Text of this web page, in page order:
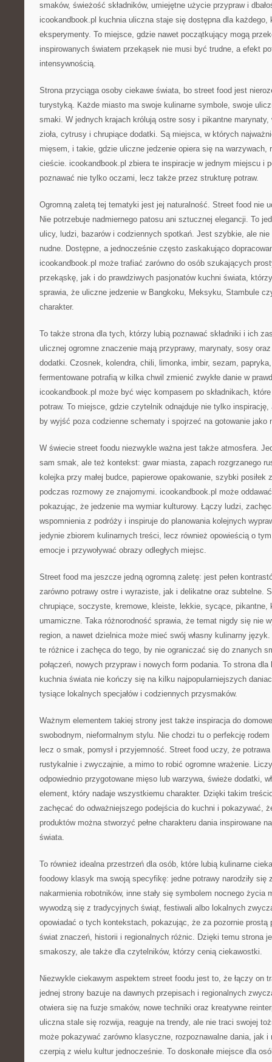
smaków, świeżość składników, umiejętne użycie przypraw i
icookandbook.pl kuchnia uliczna staje się dostępna dla każdego,
eksperymenty. To miejsce, gdzie nawet początkujący mogą
inspirowanych światem przekąsek nie musi być trudne, a efekt
intensywnością.
Strona przyciąga osoby ciekawe świata, bo street food jest
turystyką. Każde miasto ma swoje kulinarne symbole, swoje
smaki. W jednych krajach królują ostre sosy i pikantne marynaty,
zioła, cytrusy i chrupiące dodatki. Są miejsca, w których
mięsem, i takie, gdzie uliczne jedzenie opiera się na warzywach,
cieście. icookandbook.pl zbiera te inspiracje w jednym miejscu i
poznawać nie tylko oczami, lecz także przez strukturę potraw.
Ogromną zaletą tej tematyki jest jej naturalność. Street food nie
Nie potrzebuje nadmiernego patosu ani sztucznej elegancji. To
ulicy, ludzi, bazarów i codziennych spotkań. Jest szybkie, ale
nudne. Dostępne, a jednocześnie często zaskakująco
icookandbook.pl może trafiać zarówno do osób szukających
przekąskę, jak i do prawdziwych pasjonatów kuchni świata,
sprawia, że uliczne jedzenie w Bangkoku, Meksyku, Stambule
charakter.
To także strona dla tych, którzy lubią poznawać składniki i ich
ulicznej ogromne znaczenie mają przyprawy, marynaty, sosy
dodatki. Czosnek, kolendra, chili, limonka, imbir, sezam,
fermentowane potrafią w kilka chwil zmienić zwykłe danie w
icookandbook.pl może być więc kompasem po składnikach,
potraw. To miejsce, gdzie czytelnik odnajduje nie tylko
by wyjść poza codzienne schematy i spojrzeć na gotowanie jako
W świecie street foodu niezwykle ważna jest także atmosfera.
sam smak, ale też kontekst: gwar miasta, zapach rozgrzanego
kolejka przy małej budce, papierowe opakowanie, szybki posiłek
podczas rozmowy ze znajomymi. icookandbook.pl może
pokazując, że jedzenie ma wymiar kulturowy. Łączy ludzi,
wspomnienia z podróży i inspiruje do planowania kolejnych
jedynie zbiorem kulinarnych treści, lecz również opowieścią o
emocje i przywoływać obrazy odległych miejsc.
Street food ma jeszcze jedną ogromną zaletę: jest pełen
zarówno potrawy ostre i wyraziste, jak i delikatne oraz subtelne.
chrupiące, soczyste, kremowe, kleiste, lekkie, sycące, pikantne,
umamiczne. Taka różnorodność sprawia, że temat nigdy się nie
region, a nawet dzielnica może mieć swój własny kulinarny
te różnice i zachęca do tego, by nie ograniczać się do znanych
połączeń, nowych przypraw i nowych form podania. To strona
kuchnia świata nie kończy się na kilku najpopularniejszych
tysiące lokalnych specjałów i codziennych przysmaków.
Ważnym elementem takiej strony jest także inspiracja do
swobodnym, nieformalnym stylu. Nie chodzi tu o perfekcję
lecz o smak, pomysł i przyjemność. Street food uczy, że
rustykalnie i zwyczajnie, a mimo to robić ogromne wrażenie.
odpowiednio przygotowane mięso lub warzywa, świeże dodatki,
element, który nadaje wszystkiemu charakter. Dzięki takim
zachęcać do odważniejszego podejścia do kuchni i pokazywać,
produktów można stworzyć pełne charakteru dania inspirowane
świata.
To również idealna przestrzeń dla osób, które lubią kulinarne
foodowy klasyk ma swoją specyfikę: jedne potrawy narodziły się
nakarmienia robotników, inne stały się symbolem nocnego życia
wywodzą się z tradycyjnych świąt, festiwali albo lokalnych
opowiadać o tych kontekstach, pokazując, że za pozornie prostą
świat znaczeń, historii i regionalnych różnic. Dzięki temu strona
smakoszy, ale także dla czytelników, którzy cenią ciekawostki.
Niezwykle ciekawym aspektem street foodu jest to, że łączy on
jednej strony bazuje na dawnych przepisach i regionalnych
otwiera się na fuzje smaków, nowe techniki oraz kreatywne
uliczna stale się rozwija, reaguje na trendy, ale nie traci swojej
może pokazywać zarówno klasyczne, rozpoznawalne dania, jak i
czerpią z wielu kultur jednocześnie. To doskonałe miejsce dla